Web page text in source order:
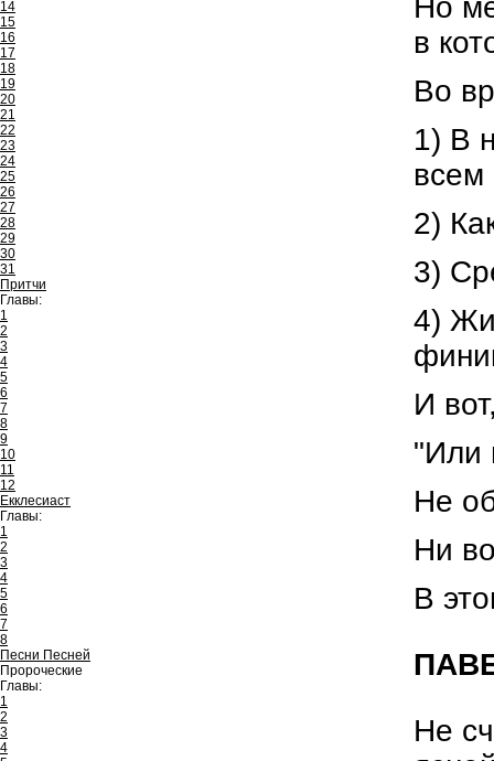
14
15
16
17
18
19
20
21
22
23
24
25
26
27
28
29
30
31
Притчи
Главы:
1
2
3
4
5
6
7
8
9
10
11
12
Екклесиаст
Главы:
1
2
3
4
5
6
7
8
Песни Песней
Пророческие
Главы:
1
2
3
4
Но
в
Во
1) В
всем
2)
3)
4)
И
"Или
Не
Ни
В
Не